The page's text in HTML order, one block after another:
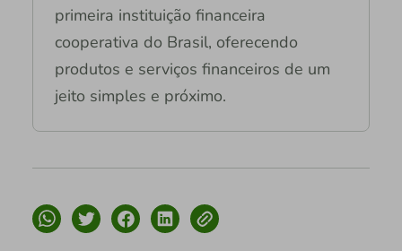
primeira instituição financeira
cooperativa do Brasil, oferecendo
produtos e serviços financeiros de um
jeito simples e próximo.